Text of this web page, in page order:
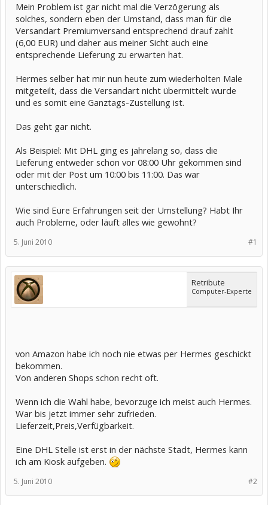
Mein Problem ist gar nicht mal die Verzögerung als
solches, sondern eben der Umstand, dass man für die
Versandart Premiumversand entsprechend drauf zahlt
(6,00 EUR) und daher aus meiner Sicht auch eine
entsprechende Lieferung zu erwarten hat.
Hermes selber hat mir nun heute zum wiederholten Male
mitgeteilt, dass die Versandart nicht übermittelt wurde
und es somit eine Ganztags-Zustellung ist.
Das geht gar nicht.
Als Beispiel: Mit DHL ging es jahrelang so, dass die
Lieferung entweder schon vor 08:00 Uhr gekommen sind
oder mit der Post um 10:00 bis 11:00. Das war
unterschiedlich.
Wie sind Eure Erfahrungen seit der Umstellung? Habt Ihr
auch Probleme, oder läuft alles wie gewohnt?
#1
5. Juni 2010
Retribute
Computer-Experte
von Amazon habe ich noch nie etwas per Hermes geschickt
bekommen.
Von anderen Shops schon recht oft.
Wenn ich die Wahl habe, bevorzuge ich meist auch Hermes.
War bis jetzt immer sehr zufrieden.
Lieferzeit,Preis,Verfügbarkeit.
Eine DHL Stelle ist erst in der nächste Stadt, Hermes kann
ich am Kiosk aufgeben.
#2
5. Juni 2010